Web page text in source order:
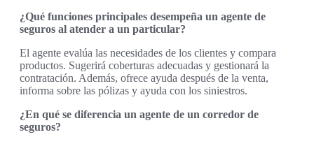
¿Qué funciones principales desempeña un agente de
seguros al atender a un particular?
El agente evalúa las necesidades de los clientes y compara
productos. Sugerirá coberturas adecuadas y gestionará la
contratación. Además, ofrece ayuda después de la venta,
informa sobre las pólizas y ayuda con los siniestros.
¿En qué se diferencia un agente de un corredor de
seguros?